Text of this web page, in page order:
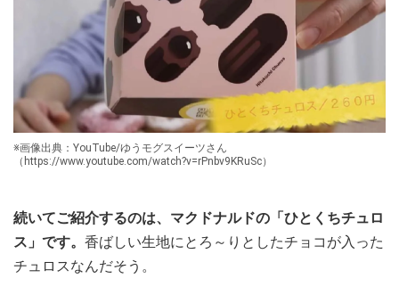
※画像出典：YouTube/ゆうモグスイーツさん
（https://www.youtube.com/watch?v=rPnbv9KRuSc）
続いてご紹介するのは、マクドナルドの「ひとくちチュロ
ス」です。 香ばしい生地にとろ～りとしたチョコが入った
チュロスなんだそう。